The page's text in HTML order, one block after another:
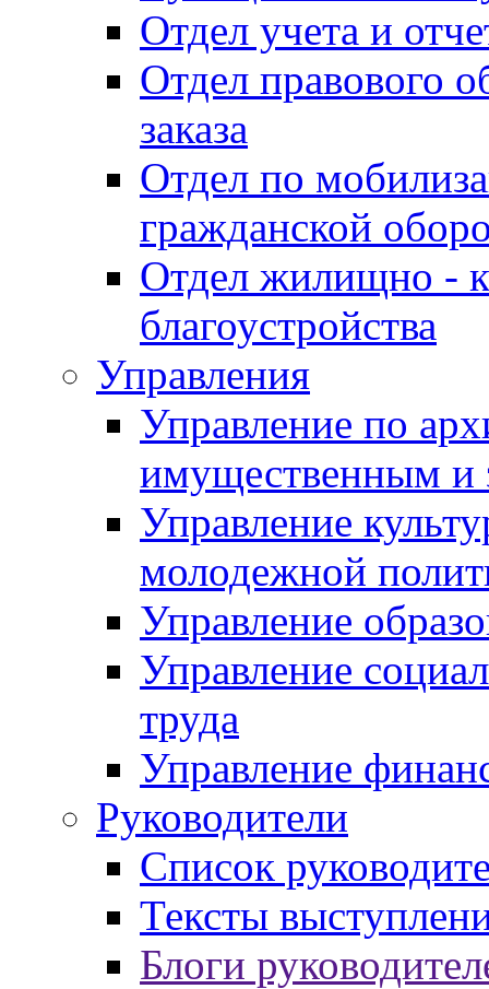
Отдел учета и
Отдел правового
заказа
Отдел по
гражданской
Отдел жилищно -
благоустройства
Управления
Управление по
имущественным и
Управление
молодежной
Управление
Управление
труда
Управление
Руководители
Список
Тексты
Блоги